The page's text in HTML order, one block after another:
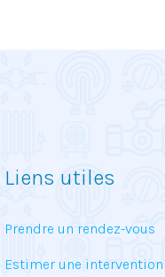
Liens utiles
Prendre un rendez-vous
Estimer une intervention